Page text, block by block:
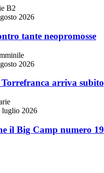
B2
2026
tante neopromosse
2026
arriva subito
luglio 2026
il Big Camp numero 19